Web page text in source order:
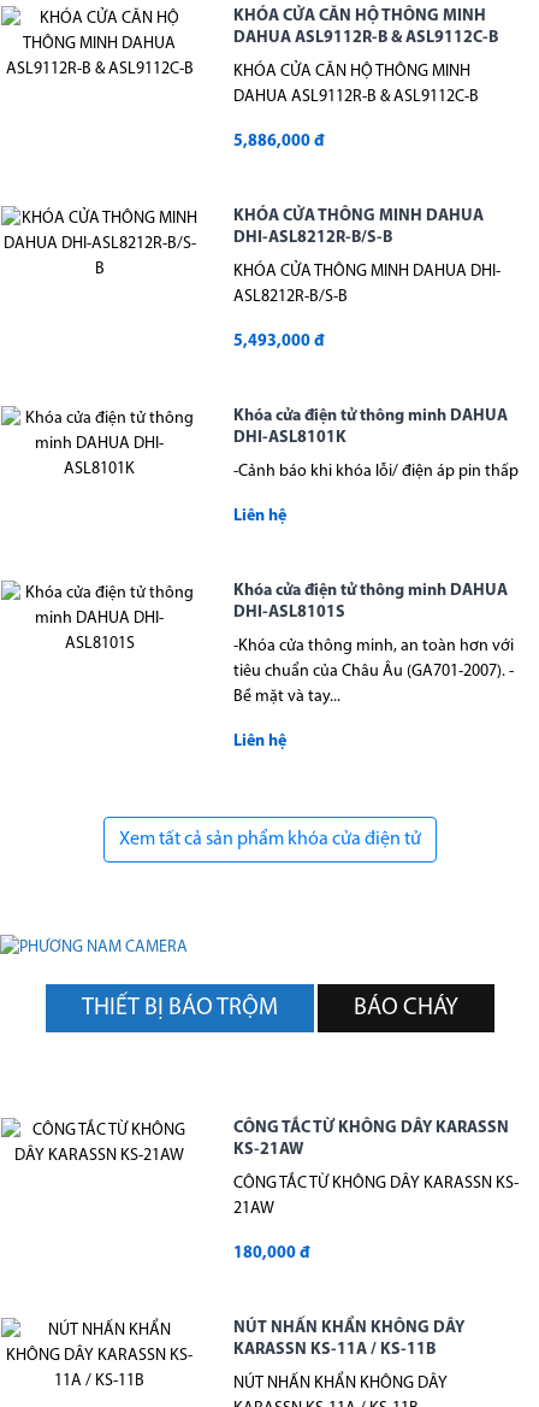
KHÓA CỬA CĂN HỘ THÔNG MINH
DAHUA ASL9112R-B & ASL9112C-B
KHÓA CỬA CĂN HỘ THÔNG MINH
DAHUA ASL9112R-B & ASL9112C-B
5,886,000 đ
KHÓA CỬA THÔNG MINH DAHUA
DHI-ASL8212R-B/S-B
KHÓA CỬA THÔNG MINH DAHUA DHI-
ASL8212R-B/S-B
5,493,000 đ
Khóa cửa điện tử thông minh DAHUA
DHI-ASL8101K
-Cảnh báo khi khóa lỗi/ điện áp pin thấp
Liên hệ
Khóa cửa điện tử thông minh DAHUA
DHI-ASL8101S
-Khóa cửa thông minh, an toàn hơn với
tiêu chuẩn của Châu Âu (GA701-2007). -
Bề mặt và tay...
Liên hệ
Xem tất cả sản phẩm khóa cửa điện tử
THIẾT BỊ BÁO TRỘM BÁO CHÁY
CÔNG TẮC TỪ KHÔNG DÂY KARASSN
KS-21AW
CÔNG TẮC TỪ KHÔNG DÂY KARASSN KS-
21AW
180,000 đ
NÚT NHẤN KHẨN KHÔNG DÂY
KARASSN KS-11A / KS-11B
NÚT NHẤN KHẨN KHÔNG DÂY